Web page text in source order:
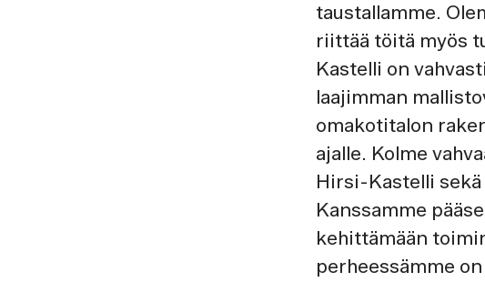
taustallamme.
riittää töitä myös
Kastelli on
laajimman
omakotitalon
ajalle. Kolme
Hirsi-Kastelli sekä
Kanssamme
kehittämään
perheessämme